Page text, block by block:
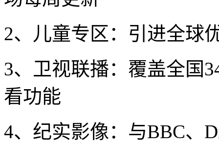
2、儿童专区：引进全球
3、卫视联播：覆盖全国
看功能
4、纪实影像：与BBC、